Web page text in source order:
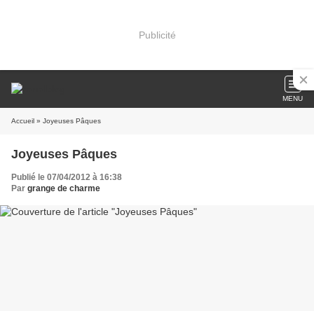
Publicité
MENU
Accueil » Joyeuses Pâques
Joyeuses Pâques
Publié le 07/04/2012 à 16:38
Par grange de charme